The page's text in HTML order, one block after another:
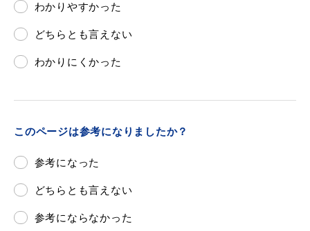
申請書
ダウンロード
わかりやすかった
どちらとも言えない
わかりにくかった
このページは参考になりましたか？
参考になった
どちらとも言えない
参考にならなかった